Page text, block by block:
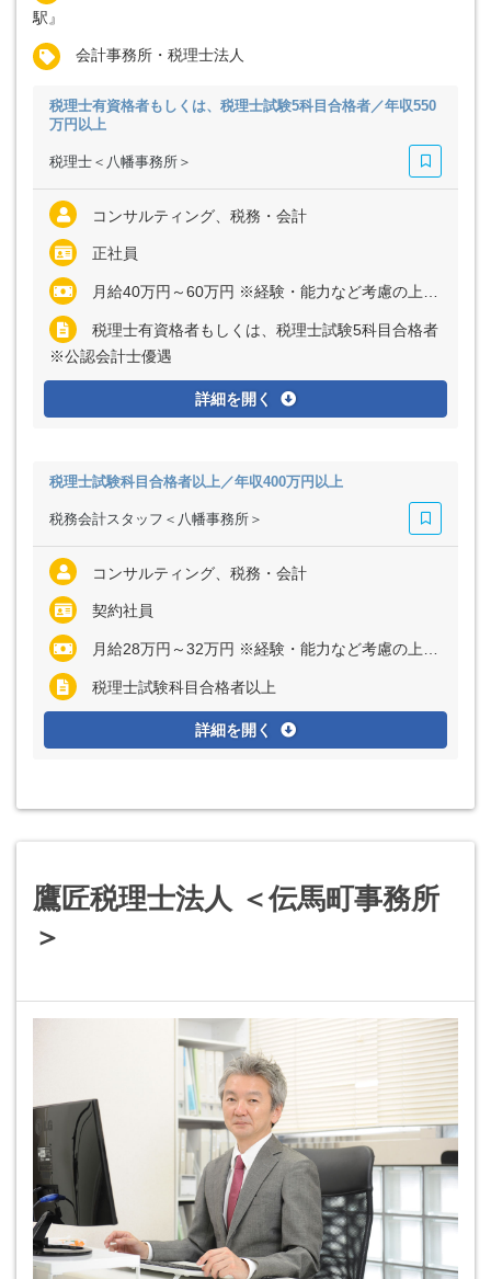
駅』
会計事務所・税理士法人
税理士有資格者もしくは、税理士試験5科目合格者／年収550
万円以上
税理士＜八幡事務所＞
コンサルティング、税務・会計
正社員
月給40万円～60万円 ※経験・能力など考慮の上、決定いたします ※残業代は全額支給
税理士有資格者もしくは、税理士試験5科目合格者
※公認会計士優遇
詳細を開く
税理士試験科目合格者以上／年収400万円以上
税務会計スタッフ＜八幡事務所＞
コンサルティング、税務・会計
契約社員
月給28万円～32万円 ※経験・能力など考慮の上、決定いたします ※残業代は全額支給
税理士試験科目合格者以上
詳細を開く
鷹匠税理士法人 ＜伝馬町事務所
＞